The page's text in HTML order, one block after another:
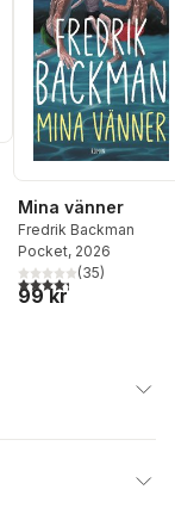
Mina vänner
Fredrik Backman
Pocket, 2026
4,3utav 5 stjärnor.
(35)
99 kr